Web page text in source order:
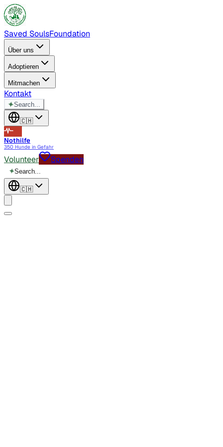
Saved SoulsFoundation
Über uns
Adoptieren
Mitmachen
Kontakt
✦Search...
🇨🇭
Nothilfe
350 Hunde in Gefahr
Volunteer Spenden
✦Search...
🇨🇭